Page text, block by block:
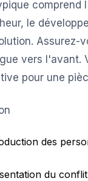
comprend
le
Assurez-
vers l'avant.
pour une
des
du